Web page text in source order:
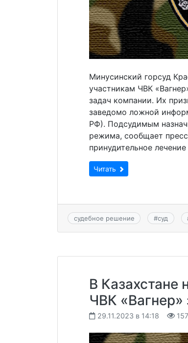
Минусинский горсуд
участникам ЧВК
задач компании. Их
заведомо ложной
РФ). Подсудимым
режима, сообщает
принудительное
Читать
судебное решение #суд
В Казахстане
ЧВК «Вагнер»
29.11.2023 в 14:18 157